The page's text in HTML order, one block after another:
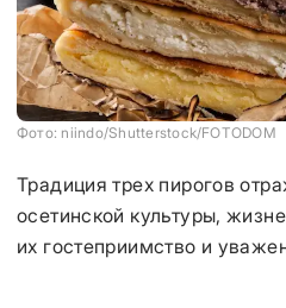
Фото: niindo/Shutterstock/FOTODOM
Традиция трех пирогов
осетинской культуры,
их гостеприимство и